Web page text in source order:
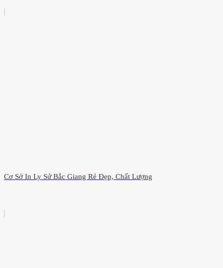
Cơ Sở In Ly Sứ Bắc Giang Rẻ Đẹp, Chất Lượng